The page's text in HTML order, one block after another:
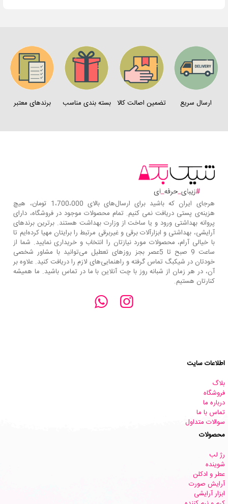
ارسال سریع تضمین اصالت کالا بسته بندی مناسب برندهای معتبر
هرجای ایران که باشید برای ارسال‌های بالای 1،700،000 تومان، هیچ
هزینه‌ی پستی دریافت نمی کنیم. تمام محصولات موجود در فروشگاه، دارای
پروانه بهداشتی ورود و یا ساخت از وزارت بهداشت هستند. برترین‌ برندهای
آرایشی، بهداشتی و ابزارآلات برقی و غیربرقی مرتبط را برایتان مهیا کرده‌ایم تا
با خیالی آرام، محصولات مورد نیازتان را انتخاب و خریداری نمایید. شما از
ساعت 9 صبح تا 5عصر بجز روزهای تعطیل می‌توانید با مشاور شخصی
خودتان در شیکبگ تماس گرفته و راهنمایی‌های لازم را دریافت کنید. علاوه بر
آن، در هر زمان از شبانه روز با چت آنلاین با ما در تماس باشید. ما همیشه
کنارتان هستیم.
اطلاعات سایت
بلاگ
فروشگاه
درباره ما
تماس با ما
سوالات متداول
محصولات
رژ لب
شوینده
عطر و ادکلن
آرایش صورت
ابزار آرایشی